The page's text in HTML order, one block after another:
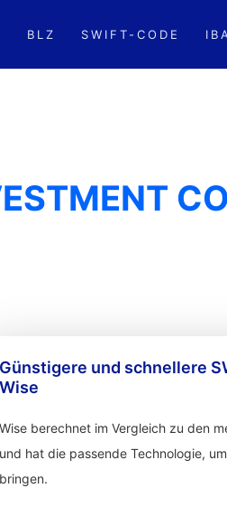
BLZ SWIFT-CODE
Günstigere und schnellere
Wise
Wise berechnet im Vergleich zu den
und hat die passende Technologie,
bringen.